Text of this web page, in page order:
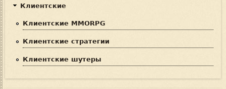
Клиентские
Клиентские MMORPG
Клиентские стратегии
Клиентские шутеры